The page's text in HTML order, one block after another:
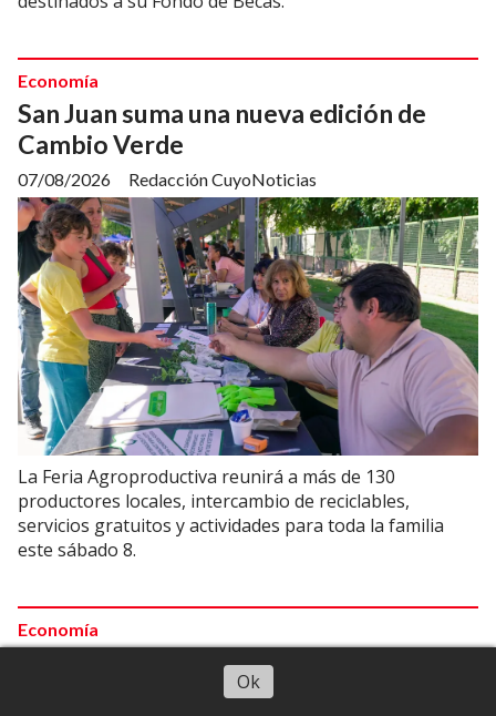
San Juan suma una nueva edición de
Cambio Verde
Redacción CuyoNoticias
Economía
07/08/2026
La Feria Agroproductiva reunirá a más de 130
productores locales, intercambio de reciclables,
servicios gratuitos y actividades para toda la familia
este sábado 8.
Mendoza celebra un oro que impulsa su
Economía
Ok